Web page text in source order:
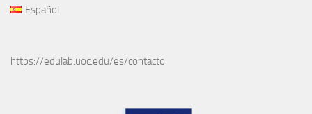
Español
https://edulab.uoc.edu/es/contacto